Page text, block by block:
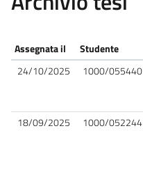
Assegnata il Studente
24/10/2025
1000/055440
18/09/2025 1000/052244